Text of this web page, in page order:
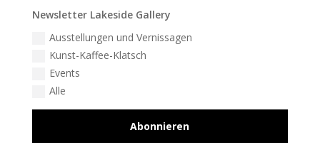
Newsletter Lakeside Gallery
Ausstellungen und Vernissagen
Kunst-Kaffee-Klatsch
Events
Alle
Abonnieren